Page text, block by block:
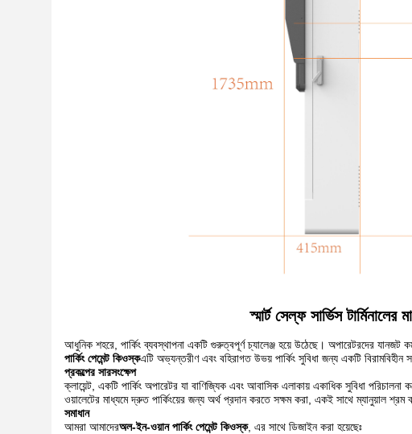
স্মার্ট সেল্ফ সার্ভিস
আধুনিক শহরে, পার্কিং ব্যবস্থাপনা একটি গুরুত্বপূর্ণ চ্যালেঞ্জ হয়ে উঠেছে। অপারেটরদের
পার্কিং পেমেন্ট কিওস্কএটি অভ্যন্তরীণ এবং বহিরাগত উভয় পার্কিং সুবিধা জন্য একটি বিরামবিহীন
প্রকল্পের সারসংক্ষেপ
ক্লায়েন্ট, একটি পার্কিং অপারেটর যা বাণিজ্যিক এবং আবাসিক এলাকায় একাধিক সুবিধা পরিচালনা
ওয়ালেটের মাধ্যমে দ্রুত পার্কিংয়ের জন্য অর্থ প্রদান করতে সক্ষম করা, একই সাথে ম্যানুয়াল শ্রম
সমাধান
আমরা আমাদেরঅল-ইন-ওয়ান পার্কিং পেমেন্ট কিওস্ক, এর সাথে ডিজাইন করা হয়েছেঃ